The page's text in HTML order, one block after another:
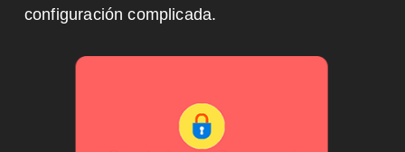
configuración complicada.